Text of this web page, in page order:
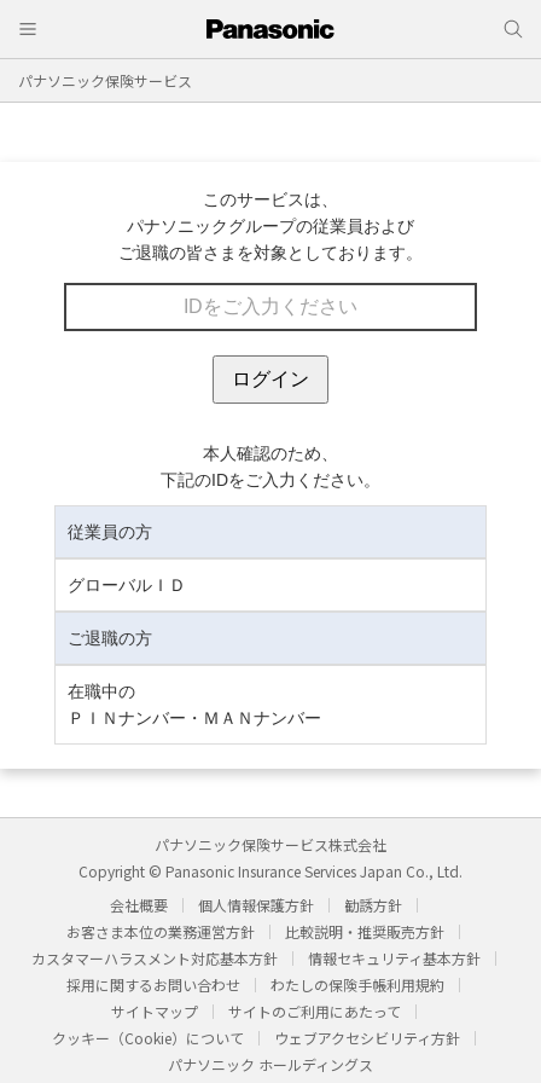
パナソニック保険サービス
このサービスは、
パナソニックグループの従業員および
ご退職の皆さまを対象としております。
本人確認のため、
下記のIDをご入力ください。
従業員の方
グローバルＩＤ
ご退職の方
在職中の
ＰＩＮナンバー・ＭＡＮナンバー
パナソニック保険サービス株式会社
Copyright © Panasonic Insurance Services Japan Co., Ltd.
会社概要
個人情報保護方針
勧誘方針
お客さま本位の業務運営方針
比較説明・推奨販売方針
カスタマーハラスメント対応基本方針
情報セキュリティ基本方針
採用に関するお問い合わせ
わたしの保険手帳利用規約
サイトマップ
サイトのご利用にあたって
クッキー（Cookie）について
ウェブアクセシビリティ方針
パナソニック ホールディングス